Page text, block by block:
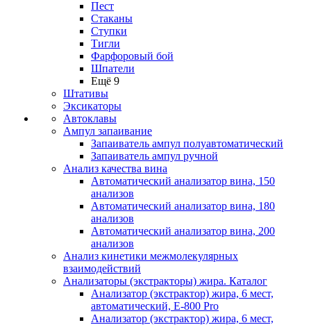
Пест
Стаканы
Ступки
Тигли
Фарфоровый бой
Шпатели
Ещё 9
Штативы
Эксикаторы
Автоклавы
Ампул запаивание
Запаиватель ампул полуавтоматический
Запаиватель ампул ручной
Анализ качества вина
Автоматический анализатор вина, 150
анализов
Автоматический анализатор вина, 180
анализов
Автоматический анализатор вина, 200
анализов
Анализ кинетики межмолекулярных
взаимодействий
Анализаторы (экстракторы) жира. Каталог
Анализатор (экстрактор) жира, 6 мест,
автоматический, E-800 Pro
Анализатор (экстрактор) жира, 6 мест,